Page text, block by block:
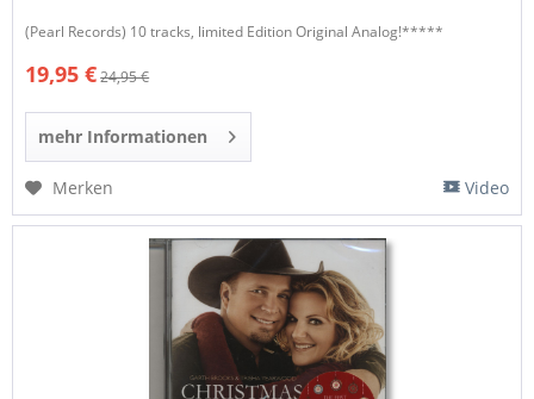
(Pearl Records) 10 tracks, limited Edition Original Analog!*****
19,95 €24,95 €
mehr Informationen
Merken Video